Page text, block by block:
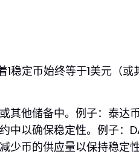
稳定币始终等于1美元（或
他储备中。例子：泰达
以确保稳定性。例子：
少币的供应量以保持稳定